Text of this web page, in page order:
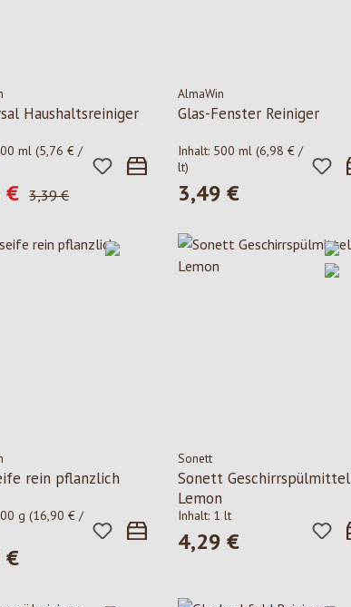
Haushaltsreiniger
ml(5,76 € /
€ Regulärer Preis:
3,39 €
AlmaWin
Glas-Fenster Reiniger
Inhalt: 500 ml (6,98 € /
lt)
Regulärer Preis:
3,49 €
rein pflanzlich
g(16,90 € /
Preis:
€
Sonett
Sonett Geschirrspülmittel
Lemon
Inhalt: 1 lt
Regulärer Preis:
4,29 €